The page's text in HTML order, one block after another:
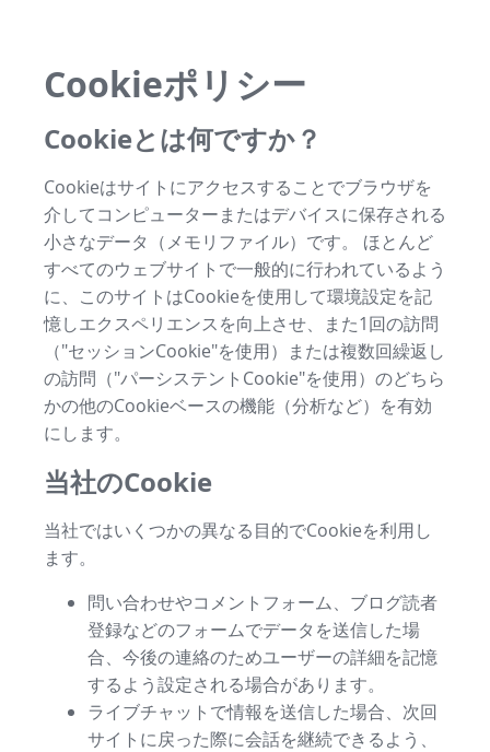
Cookieポリシー
Cookieとは何ですか？
Cookieはサイトにアクセスすることでブラウザを
介してコンピューターまたはデバイスに保存される
小さなデータ（メモリファイル）です。 ほとんど
すべてのウェブサイトで一般的に行われているよう
に、このサイトはCookieを使用して環境設定を記
憶しエクスペリエンスを向上させ、また1回の訪問
（"セッションCookie"を使用）または複数回繰返し
の訪問（"パーシステントCookie"を使用）のどちら
かの他のCookieベースの機能（分析など）を有効
にします。
当社のCookie
当社ではいくつかの異なる目的でCookieを利用し
ます。
問い合わせやコメントフォーム、ブログ読者
登録などのフォームでデータを送信した場
合、今後の連絡のためユーザーの詳細を記憶
するよう設定される場合があります。
ライブチャットで情報を送信した場合、次回
サイトに戻った際に会話を継続できるよう、